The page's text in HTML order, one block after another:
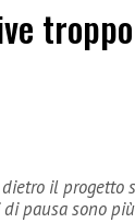
il progetto
di pausa sono